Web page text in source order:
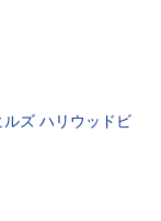
ズ ハリウッドビ